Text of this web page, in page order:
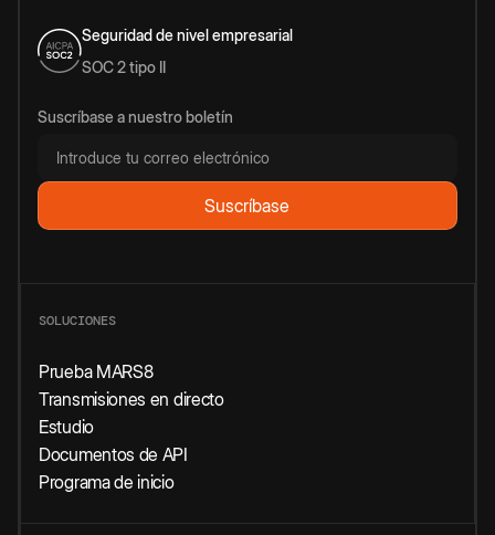
Seguridad de nivel empresarial
SOC 2 tipo II
Suscríbase a nuestro boletín
SOLUCIONES
Prueba MARS8
Transmisiones en directo
Estudio
Documentos de API
Programa de inicio